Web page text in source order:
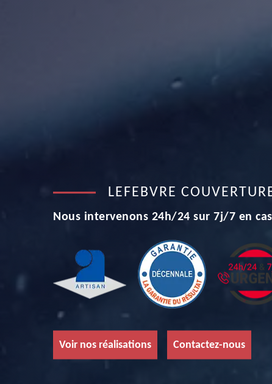
LEFEBVRE
Nous intervenons 24h/24 sur 7j/7 en
Voir nos réalisations Contactez-nous